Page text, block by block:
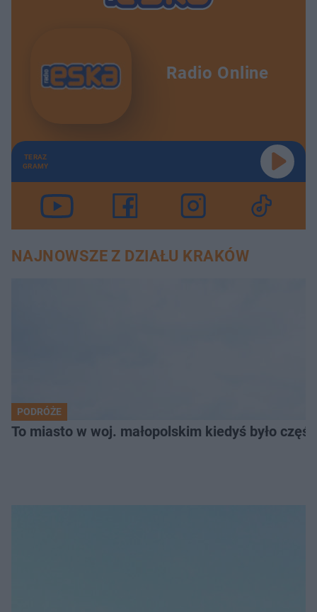
Radio Online
TERAZ
GRAMY
NAJNOWSZE Z DZIAŁU KRAKÓW
PODRÓŻE
To miasto w woj. małopolskim kiedyś było